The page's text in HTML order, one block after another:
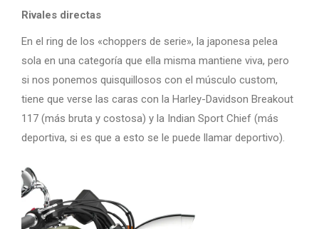
Rivales directas
En el ring de los «choppers de serie», la japonesa pelea
sola en una categoría que ella misma mantiene viva, pero
si nos ponemos quisquillosos con el músculo custom,
tiene que verse las caras con la Harley-Davidson Breakout
117 (más bruta y costosa) y la Indian Sport Chief (más
deportiva, si es que a esto se le puede llamar deportivo).